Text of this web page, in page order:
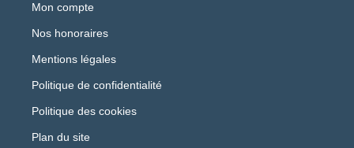
Mon compte
Nos honoraires
Mentions légales
Politique de confidentialité
Politique des cookies
Plan du site